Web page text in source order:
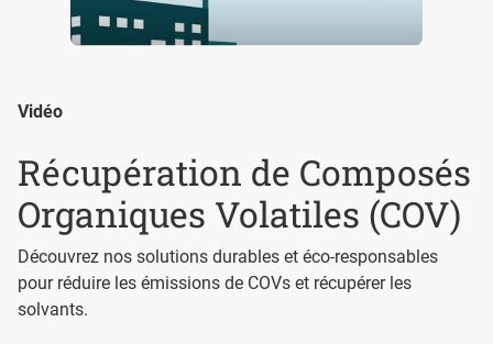
Vidéo
Récupération de Composés
Organiques Volatiles (COV)
Découvrez nos solutions durables et éco-responsables
pour réduire les émissions de COVs et récupérer les
solvants.